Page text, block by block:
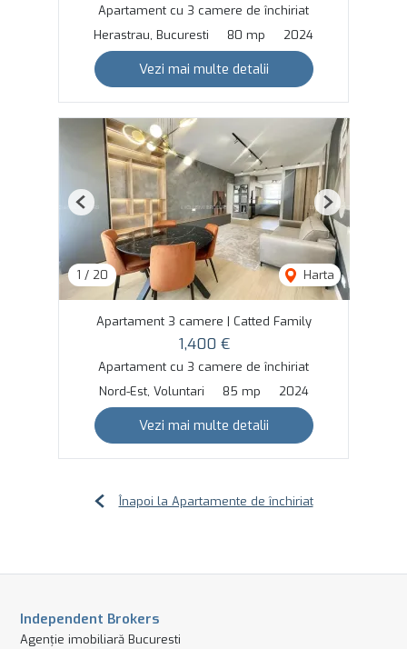
Apartament cu 3 camere de închiriat
Herastrau, Bucuresti
80 mp 2024
Vezi mai multe detalii
1 / 20 Harta
Previous Next
Apartament 3 camere | Catted Family
1,400 €
Apartament cu 3 camere de închiriat
Nord-Est, Voluntari
85 mp 2024
Vezi mai multe detalii
Înapoi la Apartamente de închiriat
Independent Brokers
Agenție imobiliară Bucuresti